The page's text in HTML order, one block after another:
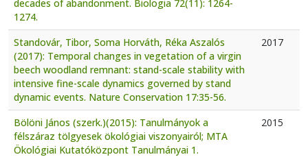
decades of abandonment. Biologia 72(11): 1264-
1274.
Standovár, Tibor, Soma Horváth, Réka Aszalós
(2017): Temporal changes in vegetation of a virgin
beech woodland remnant: stand-scale stability with
intensive fine-scale dynamics governed by stand
dynamic events. Nature Conservation 17:35-56.
2017
Bölöni János (szerk.)(2015): Tanulmányok a
félszáraz tölgyesek ökológiai viszonyairól; MTA
Ökológiai Kutatóközpont Tanulmányai 1.
2015